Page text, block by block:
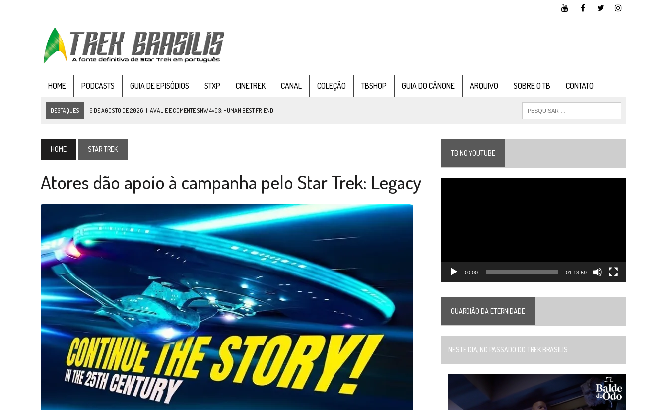
HOME PODCASTS GUIA DE EPISÓDIOS STXP CINETREK CANAL COLEÇÃO TBSHOP GUIA DO CÂNONE ARQUIVO SOBRE O TB CONTATO
DESTAQUES 6 DE AGOSTO DE 2026 | AVALIE E COMENTE SNW 4×03: HUMAN BEST FRIEND
3 DE AGOSTO DE 2026 | VEJA FOTOS DO TERCEIRO EPISÓDIO DA 4ª TEMPORADA DE STRANGE NEW WORDS
3 DE AGOSTO DE 2026 | PARAMOUNT E CBS DERRUBAM NOVO VÍDEO DO FILME DE FÃS AXANAR HORAS APÓS ESTREIA
TB AO VIVO | STAR TREK: STRANGE NEW WORLDS – “THE GRIFFIN INCIDENT” (4×02)
ELENCO DE STRANGE NEW WORLDS ENCARA O FIM DE UMA ERA NA SDCC
31 DE JULHO DE 2026 | GRANDES JORNADAS | QUATRO EPISÓDIOS DESTAR TREKSOBRE DIFERENTES PONTOS DE VISTA
31 DE JULHO DE 2026 | BOX DELUXE DO ANO 5 DA COLEÇÃO TREK BRASILISJÁ DISPONÍVEL EM PRÉ-VENDA!
6 DE AGOSTO DE 2026 THE CENTER SEAT , SÉRIE DOCUMENTAL DESTAR TREK, CHEGA EM 8 DE SETEMBRO
HOME STAR TREK
Atores dão apoio à campanha pelo Star Trek: Legacy
TB NO YOUTUBE
00:00 01:13:59
GUARDIÃO DA ETERNIDADE
NESTE DIA, NO PASSADO DO TREK BRASILIS...